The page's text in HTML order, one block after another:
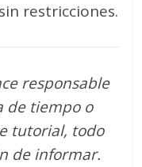
restricciones.
responsable
de tiempo o
tutorial, todo
de informar.